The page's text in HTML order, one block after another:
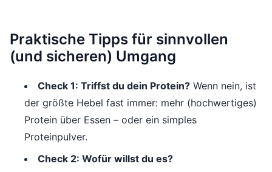
Praktische Tipps für sinnvollen
(und sicheren) Umgang
Check 1: Triffst du dein Protein? Wenn nein, ist
der größte Hebel fast immer: mehr (hochwertiges)
Protein über Essen – oder ein simples
Proteinpulver.
Check 2: Wofür willst du es?